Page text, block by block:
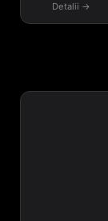
Detalii →